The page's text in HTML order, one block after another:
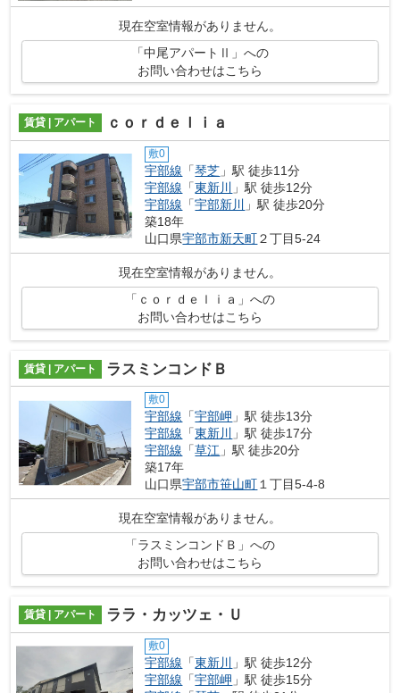
現在空室情報がありません。
「中尾アパートⅡ」への
お問い合わせはこちら
賃貸 | アパート ｃｏｒｄｅｌｉａ
敷0
宇部線 「琴芝 」駅 徒歩11分
宇部線 「東新川
」駅 徒歩12分
宇部線 「宇部新川
」駅 徒歩20分
築18年
山口県宇部市新天町２丁目5-24
現在空室情報がありません。
「ｃｏｒｄｅｌｉａ」への
お問い合わせはこちら
賃貸 | アパート ラスミンコンドＢ
敷0
宇部線 「宇部岬 」駅 徒歩13分
宇部線 「東新川
」駅 徒歩17分
宇部線 「草江 」駅 徒歩20分
築17年
山口県宇部市笹山町１丁目5-4-8
現在空室情報がありません。
「ラスミンコンドＢ」への
お問い合わせはこちら
賃貸 | アパート ララ・カッツェ・Ｕ
敷0
宇部線 「東新川
」駅 徒歩12分
宇部線 「宇部岬 」駅 徒歩15分